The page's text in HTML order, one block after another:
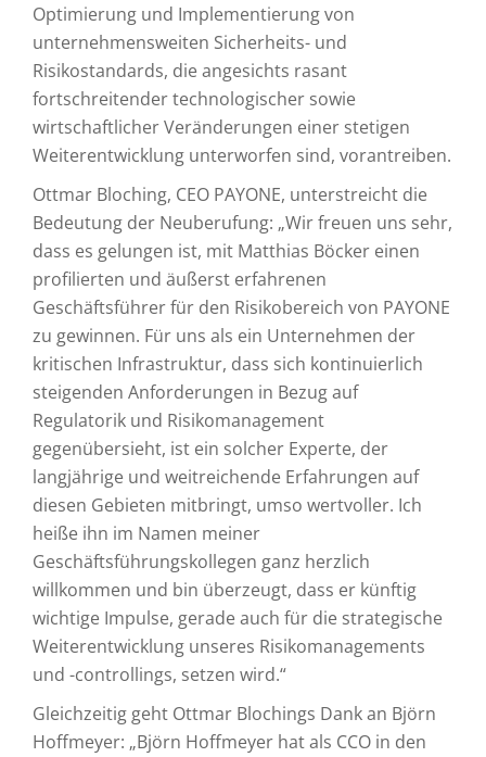
Optimierung und Implementierung von
unternehmensweiten Sicherheits- und
Risikostandards, die angesichts rasant
fortschreitender technologischer sowie
wirtschaftlicher Veränderungen einer stetigen
Weiterentwicklung unterworfen sind, vorantreiben.
Ottmar Bloching, CEO PAYONE, unterstreicht die
Bedeutung der Neuberufung: „Wir freuen uns sehr,
dass es gelungen ist, mit Matthias Böcker einen
profilierten und äußerst erfahrenen
Geschäftsführer für den Risikobereich von PAYONE
zu gewinnen. Für uns als ein Unternehmen der
kritischen Infrastruktur, dass sich kontinuierlich
steigenden Anforderungen in Bezug auf
Regulatorik und Risikomanagement
gegenübersieht, ist ein solcher Experte, der
langjährige und weitreichende Erfahrungen auf
diesen Gebieten mitbringt, umso wertvoller. Ich
heiße ihn im Namen meiner
Geschäftsführungskollegen ganz herzlich
willkommen und bin überzeugt, dass er künftig
wichtige Impulse, gerade auch für die strategische
Weiterentwicklung unseres Risikomanagements
und -controllings, setzen wird.“
Gleichzeitig geht Ottmar Blochings Dank an Björn
Hoffmeyer: „Björn Hoffmeyer hat als CCO in den